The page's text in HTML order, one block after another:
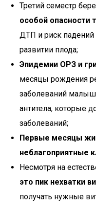
Третий семестр
особой опасности
ДТП и риск падений
развитии плода;
Эпидемии ОРЗ и
месяцы рождения
заболеваний
антитела, которые
заболеваний;
Первые месяцы
неблагоприятные
Несмотря на
это пик нехватки
получать нужные